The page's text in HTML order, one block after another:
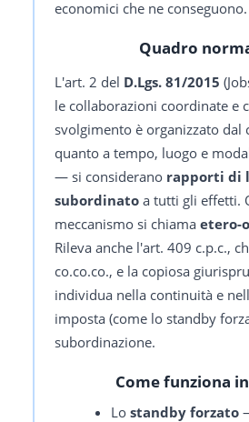
economici che ne conseguono.
Quadro
L'art. 2 del D.Lgs. 81/2015
le collaborazioni coordinate e
svolgimento è organizzato
quanto a tempo, luogo e
— si considerano rapporti di
subordinato a tutti gli effetti.
meccanismo si chiama etero-
Rileva anche l'art. 409 c.p.c.,
co.co.co., e la copiosa
individua nella continuità e
imposta (come lo standby
subordinazione.
Come funziona
Lostandby forzato